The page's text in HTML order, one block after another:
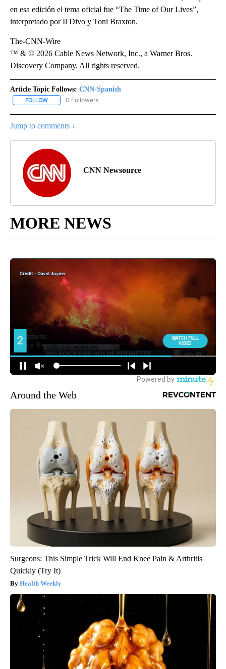
en esa edición el tema oficial fue “The Time of Our Lives”,
interpretado por Il Divo y Toni Braxton.
The-CNN-Wire
™ & © 2026 Cable News Network, Inc., a Warner Bros.
Discovery Company. All rights reserved.
Article Topic Follows: CNN-Spanish
FOLLOW FOLLOW "CNN-SPANISH" TO RECEIVE NOTIFICATIONS ABOUT
0 Followers
Jump to comments ↓
CNN Newsource
MORE NEWS
Around the Web
Surgeons: This Simple Trick Will End Knee Pain & Arthritis
Quickly (Try It)
Health Weekly